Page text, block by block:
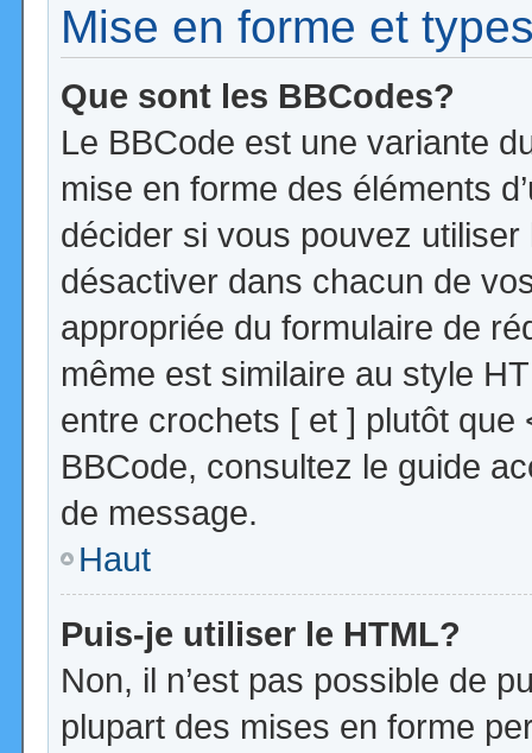
Mise en forme et
Que sont les BBCodes?
Le BBCode est une variante
mise en forme des éléments
décider si vous pouvez
désactiver dans chacun de
appropriée du formulaire de
même est similaire au style
entre crochets [ et ] plutôt que
BBCode, consultez le guide
de message.
Haut
Puis-je utiliser le HTML?
Non, il n’est pas possible de
plupart des mises en forme